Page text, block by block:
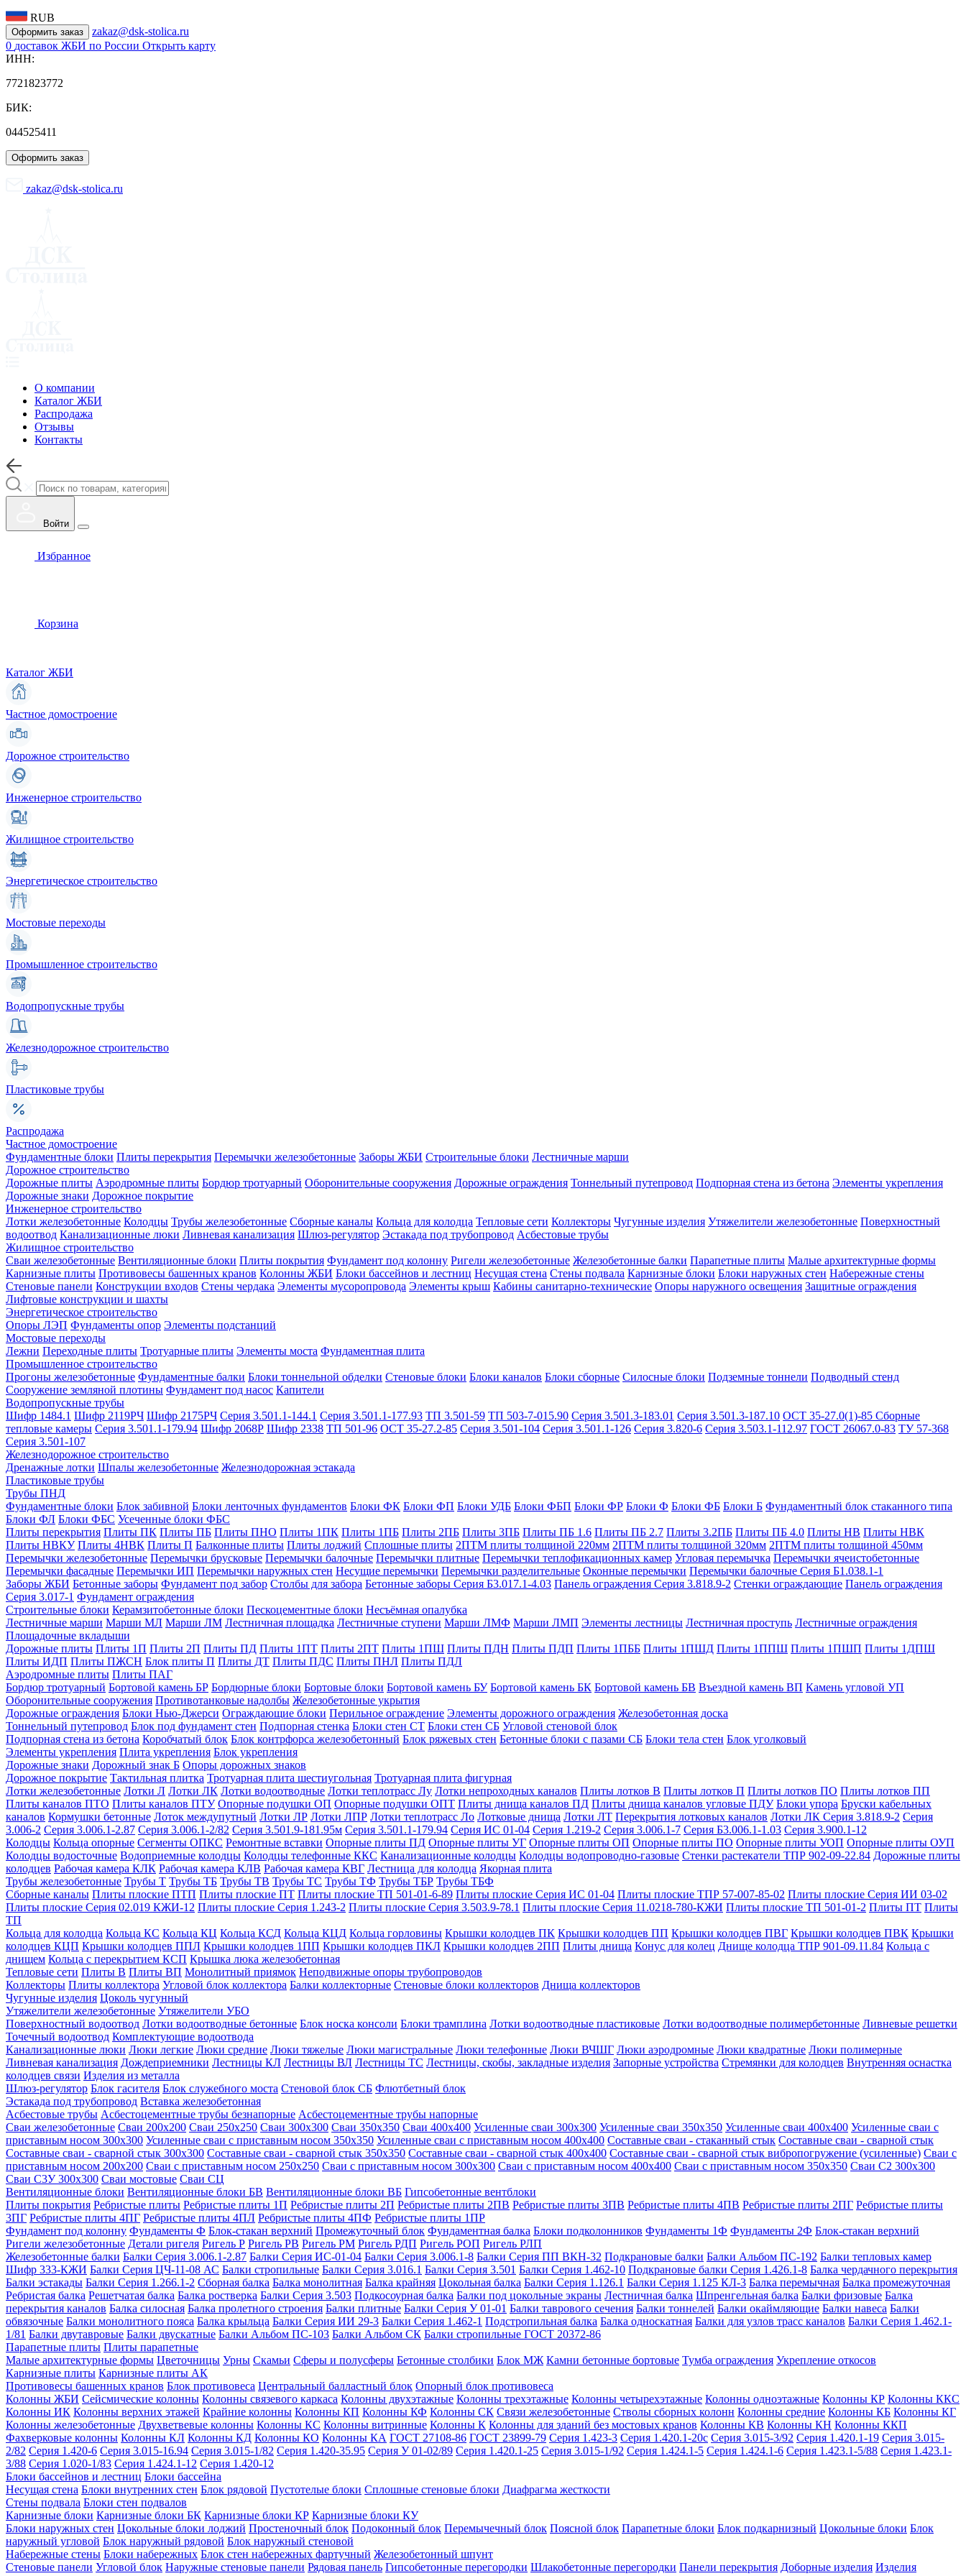
RUB
Оформить заказ
zakaz@dsk-stolica.ru
0 доставок ЖБИ по России Открыть карту
ИНН:
7721823772
БИК:
044525411
Оформить заказ
zakaz@dsk-stolica.ru
О компании
Каталог ЖБИ
Распродажа
Отзывы
Контакты
Войти
Избранное
Корзина
Каталог ЖБИ
Частное домостроение
Дорожное строительство
Инженерное строительство
Жилищное строительство
Энергетическое строительство
Мостовые переходы
Промышленное строительство
Водопропускные трубы
Железнодорожное строительство
Пластиковые трубы
Распродажа
Частное домостроение
Фундаментные блоки Плиты перекрытия Перемычки железобетонные Заборы ЖБИ Строительные блоки Лестничные марши
Дорожное строительство
Дорожные плиты Аэродромные плиты Бордюр тротуарный Оборонительные сооружения Дорожные ограждения Тоннельный путепровод Подпорная стена из бетона Элементы укрепления
Дорожные знаки Дорожное покрытие
Инженерное строительство
Лотки железобетонные Колодцы Трубы железобетонные Сборные каналы Кольца для колодца Тепловые сети Коллекторы Чугунные изделия Утяжелители железобетонные Поверхностный
водоотвод Канализационные люки Ливневая канализация Шлюз-регулятор Эстакада под трубопровод Асбестовые трубы
Жилищное строительство
Сваи железобетонные Вентиляционные блоки Плиты покрытия Фундамент под колонну Ригели железобетонные Железобетонные балки Парапетные плиты Малые архитектурные формы
Карнизные плиты Противовесы башенных кранов Колонны ЖБИ Блоки бассейнов и лестниц Несущая стена Стены подвала Карнизные блоки Блоки наружных стен Набережные стены
Стеновые панели Конструкции входов Стены чердака Элементы мусоропровода Элементы крыш Кабины санитарно-технические Опоры наружного освещения Защитные ограждения
Лифтовые конструкции и шахты
Энергетическое строительство
Опоры ЛЭП Фундаменты опор Элементы подстанций
Мостовые переходы
Лежни Переходные плиты Тротуарные плиты Элементы моста Фундаментная плита
Промышленное строительство
Прогоны железобетонные Фундаментные балки Блоки тоннельной обделки Стеновые блоки Блоки каналов Блоки сборные Силосные блоки Подземные тоннели Подводный стенд
Сооружение земляной плотины Фундамент под насос Капители
Водопропускные трубы
Шифр 1484.1 Шифр 2119РЧ Шифр 2175РЧ Серия 3.501.1-144.1 Серия 3.501.1-177.93 ТП 3.501-59 ТП 503-7-015.90 Серия 3.501.3-183.01 Серия 3.501.3-187.10 ОСТ 35-27.0(1)-85 Сборные
тепловые камеры Серия 3.501.1-179.94 Шифр 2068Р Шифр 2338 ТП 501-96 ОСТ 35-27.2-85 Серия 3.501-104 Серия 3.501.1-126 Серия 3.820-6 Серия 3.503.1-112.97 ГОСТ 26067.0-83 ТУ 57-368
Серия 3.501-107
Железнодорожное строительство
Дренажные лотки Шпалы железобетонные Железнодорожная эстакада
Пластиковые трубы
Трубы ПНД
Фундаментные блоки Блок забивной Блоки ленточных фундаментов Блоки ФК Блоки ФП Блоки УДБ Блоки ФБП Блоки ФР Блоки Ф Блоки ФБ Блоки Б Фундаментный блок стаканного типа
Блоки ФЛ Блоки ФБС Усеченные блоки ФБС
Плиты перекрытия Плиты ПК Плиты ПБ Плиты ПНО Плиты 1ПК Плиты 1ПБ Плиты 2ПБ Плиты 3ПБ Плиты ПБ 1.6 Плиты ПБ 2.7 Плиты 3.2ПБ Плиты ПБ 4.0 Плиты НВ Плиты НВК
Плиты НВКУ Плиты 4НВК Плиты П Балконные плиты Плиты лоджий Сплошные плиты 2ПТМ плиты толщиной 220мм 2ПТМ плиты толщиной 320мм 2ПТМ плиты толщиной 450мм
Перемычки железобетонные Перемычки брусковые Перемычки балочные Перемычки плитные Перемычки теплофикационных камер Угловая перемычка Перемычки ячеистобетонные
Перемычки фасадные Перемычки ИП Перемычки наружных стен Несущие перемычки Перемычки разделительные Оконные перемычки Перемычки балочные Серия Б1.038.1-1
Заборы ЖБИ Бетонные заборы Фундамент под забор Столбы для забора Бетонные заборы Серия Б3.017.1-4.03 Панель ограждения Серия 3.818.9-2 Стенки ограждающие Панель ограждения
Серия 3.017-1 Фундамент ограждения
Строительные блоки Керамзитобетонные блоки Пескоцементные блоки Несъёмная опалубка
Лестничные марши Марши МЛ Марши ЛМ Лестничная площадка Лестничные ступени Марши ЛМФ Марши ЛМП Элементы лестницы Лестничная проступь Лестничные ограждения
Площадочные вкладыши
Дорожные плиты Плиты 1П Плиты 2П Плиты ПД Плиты 1ПТ Плиты 2ПТ Плиты 1ПШ Плиты ПДН Плиты ПДП Плиты 1ПББ Плиты 1ПШД Плиты 1ППШ Плиты 1ПШП Плиты 1ДПШ
Плиты ИДП Плиты ПЖСН Блок плиты П Плиты ДТ Плиты ПДС Плиты ПНЛ Плиты ПДЛ
Аэродромные плиты Плиты ПАГ
Бордюр тротуарный Бортовой камень БР Бордюрные блоки Бортовые блоки Бортовой камень БУ Бортовой камень БК Бортовой камень БВ Въездной камень ВП Камень угловой УП
Оборонительные сооружения Противотанковые надолбы Железобетонные укрытия
Дорожные ограждения Блоки Нью-Джерси Ограждающие блоки Перильное ограждение Элементы дорожного ограждения Железобетонная доска
Тоннельный путепровод Блок под фундамент стен Подпорная стенка Блоки стен СТ Блоки стен СБ Угловой стеновой блок
Подпорная стена из бетона Коробчатый блок Блок контрфорса железобетонный Блок ряжевых стен Бетонные блоки с пазами СБ Блоки тела стен Блок уголковый
Элементы укрепления Плита укрепления Блок укрепления
Дорожные знаки Дорожный знак Б Опоры дорожных знаков
Дорожное покрытие Тактильная плитка Тротуарная плита шестиугольная Тротуарная плита фигурная
Лотки железобетонные Лотки Л Лотки ЛК Лотки водоотводные Лотки теплотрасс Лу Лотки непроходных каналов Плиты лотков В Плиты лотков П Плиты лотков ПО Плиты лотков ПП
Плиты каналов ПТО Плиты каналов ПТУ Опорные подушки ОП Опорные подушки ОПТ Плиты днища каналов ПД Плиты днища каналов угловые ПДУ Блоки упора Бруски кабельных
каналов Кормушки бетонные Лоток междупутный Лотки ЛР Лотки ЛПР Лотки теплотрасс Ло Лотковые днища Лотки ЛТ Перекрытия лотковых каналов Лотки ЛК Серия 3.818.9-2 Серия
3.006-2 Серия 3.006.1-2.87 Серия 3.006.1-2/82 Серия 3.501.9-181.95м Серия 3.501.1-179.94 Серия ИС 01-04 Серия 1.219-2 Серия 3.006.1-7 Серия Б3.006.1-1.03 Серия 3.900.1-12
Колодцы Кольца опорные Сегменты ОПКС Ремонтные вставки Опорные плиты ПД Опорные плиты УГ Опорные плиты ОП Опорные плиты ПО Опорные плиты УОП Опорные плиты ОУП
Колодцы водосточные Водоприемные колодцы Колодцы телефонные ККС Канализационные колодцы Колодцы водопроводно-газовые Стенки растекатели ТПР 902-09-22.84 Дорожные плиты
колодцев Рабочая камера КЛК Рабочая камера КЛВ Рабочая камера КВГ Лестница для колодца Якорная плита
Трубы железобетонные Трубы Т Трубы ТБ Трубы ТВ Трубы ТС Трубы ТФ Трубы ТБР Трубы ТБФ
Сборные каналы Плиты плоские ПТП Плиты плоские ПТ Плиты плоские ТП 501-01-6-89 Плиты плоские Серия ИС 01-04 Плиты плоские ТПР 57-007-85-02 Плиты плоские Серия ИИ 03-02
Плиты плоские Серия 02.019 КЖИ-12 Плиты плоские Серия 1.243-2 Плиты плоские Серия 3.503.9-78.1 Плиты плоские Серия 11.0218-780-КЖИ Плиты плоские ТП 501-01-2 Плиты ПТ Плиты
ТП
Кольца для колодца Кольца КС Кольца КЦ Кольца КСД Кольца КЦД Кольца горловины Крышки колодцев ПК Крышки колодцев ПП Крышки колодцев ПВГ Крышки колодцев ПВК Крышки
колодцев КЦП Крышки колодцев ППЛ Крышки колодцев 1ПП Крышки колодцев ПКЛ Крышки колодцев 2ПП Плиты днища Конус для колец Днище колодца ТПР 901-09.11.84 Кольца с
днищем Кольца с перекрытием КСП Крышка люка железобетонная
Тепловые сети Плиты В Плиты ВП Монолитный приямок Неподвижные опоры трубопроводов
Коллекторы Плиты коллектора Угловой блок коллектора Балки коллекторные Стеновые блоки коллекторов Днища коллекторов
Чугунные изделия Цоколь чугунный
Утяжелители железобетонные Утяжелители УБО
Поверхностный водоотвод Лотки водоотводные бетонные Блок носка консоли Блоки трамплина Лотки водоотводные пластиковые Лотки водоотводные полимербетонные Ливневые решетки
Точечный водоотвод Комплектующие водоотвода
Канализационные люки Люки легкие Люки средние Люки тяжелые Люки магистральные Люки телефонные Люки ВЧШГ Люки аэродромные Люки квадратные Люки полимерные
Ливневая канализация Дождеприемники Лестницы КЛ Лестницы ВЛ Лестницы ТС Лестницы, скобы, закладные изделия Запорные устройства Стремянки для колодцев Внутренняя оснастка
колодцев связи Изделия из металла
Шлюз-регулятор Блок гасителя Блок служебного моста Стеновой блок СБ Флютбетный блок
Эстакада под трубопровод Вставка железобетонная
Асбестовые трубы Асбестоцементные трубы безнапорные Асбестоцементные трубы напорные
Сваи железобетонные Сваи 200х200 Сваи 250х250 Сваи 300х300 Сваи 350х350 Сваи 400х400 Усиленные сваи 300х300 Усиленные сваи 350х350 Усиленные сваи 400х400 Усиленные сваи с
приставным носом 300х300 Усиленные сваи с приставным носом 350х350 Усиленные сваи с приставным носом 400х400 Составные сваи - стаканный стык Составные сваи - сварной стык
Составные сваи - сварной стык 300х300 Составные сваи - сварной стык 350х350 Составные сваи - сварной стык 400х400 Составные сваи - сварной стык вибропогружение (усиленные) Сваи с
приставным носом 200х200 Сваи с приставным носом 250х250 Сваи с приставным носом 300х300 Сваи с приставным носом 400х400 Сваи с приставным носом 350х350 Сваи С2 300х300
Сваи С3У 300х300 Сваи мостовые Сваи СЦ
Вентиляционные блоки Вентиляционные блоки БВ Вентиляционные блоки ВБ Гипсобетонные вентблоки
Плиты покрытия Ребристые плиты Ребристые плиты 1П Ребристые плиты 2П Ребристые плиты 2ПВ Ребристые плиты 3ПВ Ребристые плиты 4ПВ Ребристые плиты 2ПГ Ребристые плиты
3ПГ Ребристые плиты 4ПГ Ребристые плиты 4ПЛ Ребристые плиты 4ПФ Ребристые плиты 1ПР
Фундамент под колонну Фундаменты Ф Блок-стакан верхний Промежуточный блок Фундаментная балка Блоки подколонников Фундаменты 1Ф Фундаменты 2Ф Блок-стакан верхний
Ригели железобетонные Детали ригеля Ригель Р Ригель РВ Ригель РМ Ригель РДП Ригель РОП Ригель РЛП
Железобетонные балки Балки Серия 3.006.1-2.87 Балки Серия ИС-01-04 Балки Серия 3.006.1-8 Балки Серия ПП ВКН-32 Подкрановые балки Балки Альбом ПС-192 Балки тепловых камер
Шифр 333-КЖИ Балки Серия ЦЧ-11-08 АС Балки стропильные Балки Серия 3.016.1 Балки Серия 3.501 Балки Серия 1.462-10 Подкрановые балки Серия 1.426.1-8 Балка чердачного перекрытия
Балки эстакады Балки Серия 1.266.1-2 Сборная балка Балка монолитная Балка крайняя Цокольная балка Балки Серия 1.126.1 Балки Серия 1.125 КЛ-3 Балка перемычная Балка промежуточная
Ребристая балка Решетчатая балка Балка ростверка Балки Серия 3.503 Подкосоурная балка Балки под цокольные экраны Лестничная балка Шпренгельная балка Балки фризовые Балка
перекрытия каналов Балка силосная Балка пролетного строения Балки плитные Балки Серия У 01-01 Балки таврового сечения Балки тоннелей Балки окаймляющие Балки навеса Балки
обвязочные Балки монолитного пояса Балка крыльца Балки Серия ИИ 29-3 Балки Серия 1.462-1 Подстропильная балка Балка односкатная Балки для узлов трасс каналов Балки Серия 1.462.1-
1/81 Балки двутавровые Балки двускатные Балки Альбом ПС-103 Балки Альбом СК Балки стропильные ГОСТ 20372-86
Парапетные плиты Плиты парапетные
Малые архитектурные формы Цветочницы Урны Скамьи Сферы и полусферы Бетонные столбики Блок МЖ Камни бетонные бортовые Тумба ограждения Укрепление откосов
Карнизные плиты Карнизные плиты АК
Противовесы башенных кранов Блок противовеса Центральный балластный блок Опорный блок противовеса
Колонны ЖБИ Сейсмические колонны Колонны связевого каркаса Колонны двухэтажные Колонны трехэтажные Колонны четырехэтажные Колонны одноэтажные Колонны КР Колонны ККС
Колонны ИК Колонны верхних этажей Крайние колонны Колонны КП Колонны КФ Колонны СК Связи железобетонные Стволы сборных колонн Колонны средние Колонны КБ Колонны КГ
Колонны железобетонные Двухветвевые колонны Колонны КС Колонны витринные Колонны К Колонны для зданий без мостовых кранов Колонны КВ Колонны КН Колонны ККП
Фахверковые колонны Колонны КЛ Колонны КД Колонны КО Колонны КА ГОСТ 27108-86 ГОСТ 23899-79 Серия 1.423-3 Серия 1.420.1-20с Серия 3.015-3/92 Серия 1.420.1-19 Серия 3.015-
2/82 Серия 1.420-6 Серия 3.015-16.94 Серия 3.015-1/82 Серия 1.420-35.95 Серия У 01-02/89 Серия 1.420.1-25 Серия 3.015-1/92 Серия 1.424.1-5 Серия 1.424.1-6 Серия 1.423.1-5/88 Серия 1.423.1-
3/88 Серия 1.020-1/83 Серия 1.424.1-12 Серия 1.420-12
Блоки бассейнов и лестниц Блоки бассейна
Несущая стена Блоки внутренних стен Блок рядовой Пустотелые блоки Сплошные стеновые блоки Диафрагма жесткости
Стены подвала Блоки стен подвалов
Карнизные блоки Карнизные блоки БК Карнизные блоки КР Карнизные блоки КУ
Блоки наружных стен Цокольные блоки лоджий Простеночный блок Подоконный блок Перемычечный блок Поясной блок Парапетные блоки Блок подкарнизный Цокольные блоки Блок
наружный угловой Блок наружный рядовой Блок наружный стеновой
Набережные стены Блоки набережных Блок стен набережных фартучный Железобетонный шпунт
Стеновые панели Угловой блок Наружные стеновые панели Рядовая панель Гипсобетонные перегородки Шлакобетонные перегородки Панели перекрытия Доборные изделия Изделия